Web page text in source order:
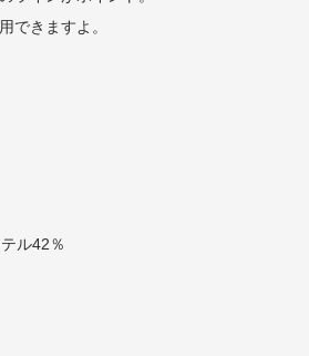
できますよ。
ル42％